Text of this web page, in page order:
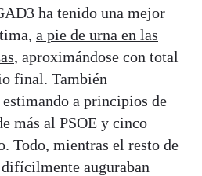
ha tenido una mejor
a pie de urna en las
, aproximándose con total
final. También
a principios de
más al PSOE y cinco
Todo, mientras el resto de
auguraban